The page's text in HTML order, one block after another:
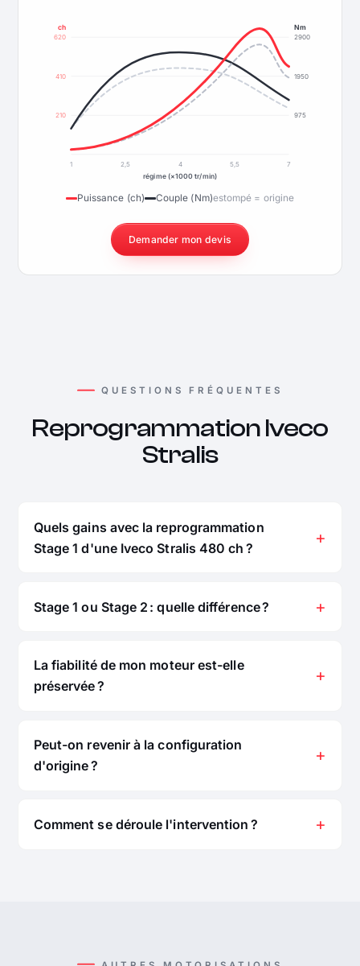
210
410
620
975
1950
2900
ch Nm
1 2,5 4 5,5
7
régime (×1000 tr/min)
Puissance (ch) Couple (Nm)estompé = origine
Demander mon devis
QUESTIONS FRÉQUENTES
Reprogrammation Iveco
Stralis
Quels gains avec la reprogrammation
Stage 1 d'une Iveco Stralis 480 ch ?
Stage 1 ou Stage 2 : quelle différence ?
La fiabilité de mon moteur est-elle
préservée ?
Peut-on revenir à la configuration
d'origine ?
Comment se déroule l'intervention ?